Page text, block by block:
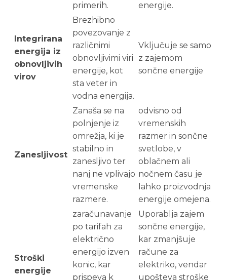
primerih.
energije.
Integrirana
energija iz
obnovljivih
virov
Brezhibno
povezovanje z
različnimi
obnovljivimi viri
energije, kot
sta veter in
vodna energija.
Vključuje se samo
z zajemom
sončne energije
Zanesljivost
Zanaša se na
polnjenje iz
omrežja, ki je
stabilno in
zanesljivo ter
nanj ne vplivajo
vremenske
razmere.
odvisno od
vremenskih
razmer in sončne
svetlobe, v
oblačnem ali
nočnem času je
lahko proizvodnja
energije omejena.
Stroški
energije
zaračunavanje
po tarifah za
električno
energijo izven
konic, kar
prispeva k
Uporablja zajem
sončne energije,
kar zmanjšuje
račune za
elektriko, vendar
upošteva stroške